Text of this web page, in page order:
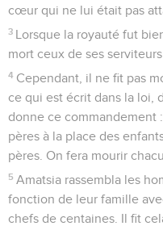
cœur qui ne lui était pas
3 Lorsque la royauté fut
mort ceux de ses
4 Cependant, il ne fit pas
ce qui est écrit dans la loi,
donne ce commandement
pères à la place des
pères. On fera mourir
5 Amatsia rassembla les
fonction de leur famille
chefs de centaines. Il fit